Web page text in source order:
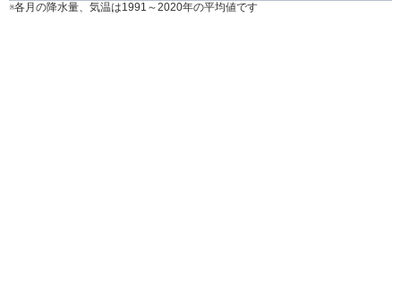
※各月の降水量、気温は1991～2020年の平均値です